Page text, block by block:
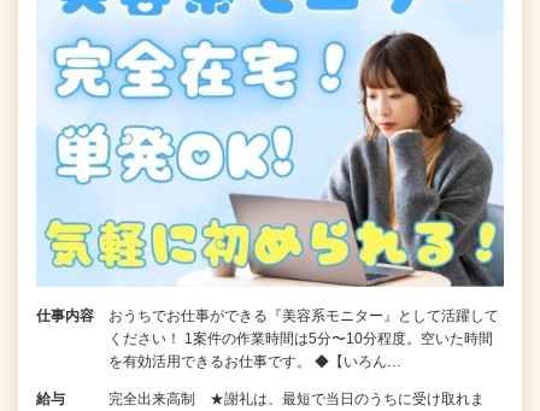
仕事内容
おうちでお仕事ができる『美容系モニター』として活躍して
ください！ 1案件の作業時間は5分〜10分程度。空いた時間
を有効活用できるお仕事です。 ◆【いろん…
給与
完全出来高制 ★謝礼は、最短で当日のうちに受け取れま